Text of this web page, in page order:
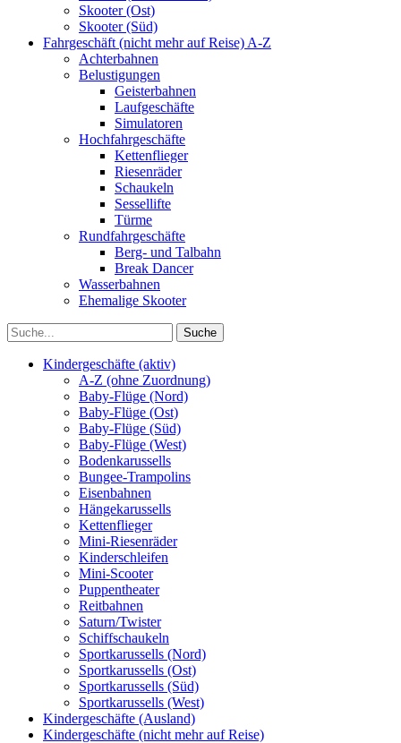
Skooter (Ost)
Skooter (Süd)
Fahrgeschäft (nicht mehr auf Reise) A-Z
Achterbahnen
Belustigungen
Geisterbahnen
Laufgeschäfte
Simulatoren
Hochfahrgeschäfte
Kettenflieger
Riesenräder
Schaukeln
Sessellifte
Türme
Rundfahrgeschäfte
Berg- und Talbahn
Break Dancer
Wasserbahnen
Ehemalige Skooter
Kindergeschäfte (aktiv)
A-Z (ohne Zuordnung)
Baby-Flüge (Nord)
Baby-Flüge (Ost)
Baby-Flüge (Süd)
Baby-Flüge (West)
Bodenkarussells
Bungee-Trampolins
Eisenbahnen
Hängekarussells
Kettenflieger
Mini-Riesenräder
Kinderschleifen
Mini-Scooter
Puppentheater
Reitbahnen
Saturn/Twister
Schiffschaukeln
Sportkarussells (Nord)
Sportkarussells (Ost)
Sportkarussells (Süd)
Sportkarussells (West)
Kindergeschäfte (Ausland)
Kindergeschäfte (nicht mehr auf Reise)